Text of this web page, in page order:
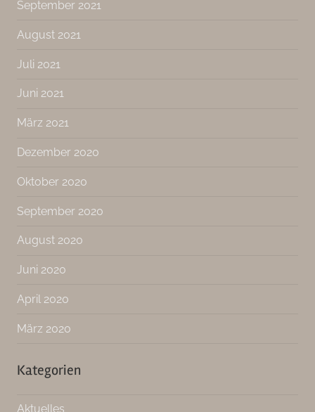
September 2021
August 2021
Juli 2021
Juni 2021
März 2021
Dezember 2020
Oktober 2020
September 2020
August 2020
Juni 2020
April 2020
März 2020
Kategorien
Aktuelles